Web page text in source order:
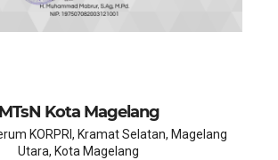
MTsN Kota Magelang
KORPRI, Kramat Selatan, Magelang
Utara, Kota Magelang